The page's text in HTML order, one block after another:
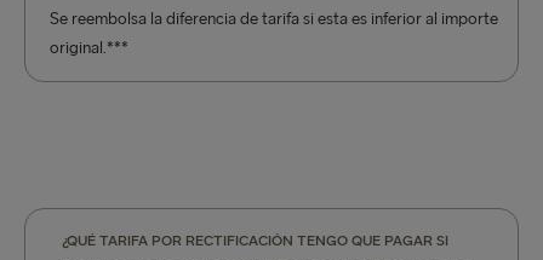
Se reembolsa la diferencia de tarifa si esta es inferior al importe
original.***
¿QUÉ TARIFA POR RECTIFICACIÓN TENGO QUE PAGAR SI